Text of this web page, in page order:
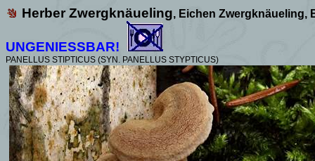
Herber Zwergknäueling, Eichen Zwergknäueling,
UNGENIESSBAR!
PANELLUS STIPTICUS (SYN. PANELLUS STYPTICUS)